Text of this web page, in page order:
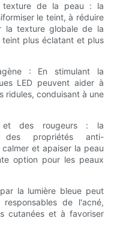
de la peau : la
le teint, à réduire
la texture globale de la
plus éclatant et plus
: En stimulant la
LED peuvent aider à
ridules, conduisant à une
et des rougeurs : la
des propriétés anti-
et apaiser la peau
option pour les peaux
la lumière bleue peut
de l'acné,
cutanées et à favoriser